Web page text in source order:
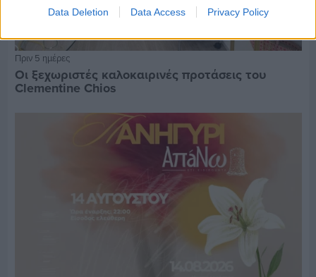
Data Deletion Data Access Privacy Policy
Πριν 5 ημέρες
Οι ξεχωριστές καλοκαιρινές προτάσεις του
Clementine Chios